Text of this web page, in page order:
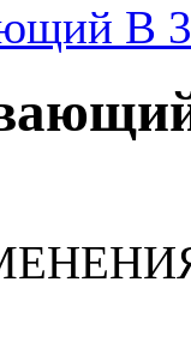
В